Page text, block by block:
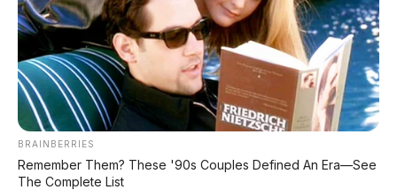
Keuntungan utamanya:
proses pengisian ulang
sangat cepat. Ganti kartrid hidrogen cuma2 menit,
sama kayak isi bensin. Jauh lebih cepat dari ngecas
motor listrik yang bisa berjam-jam.
Perbandi
ngan
Skutik
Toyota
BRAINBERRIES
Remember Them? These '90s Couples Defined An Era—See
The Complete List